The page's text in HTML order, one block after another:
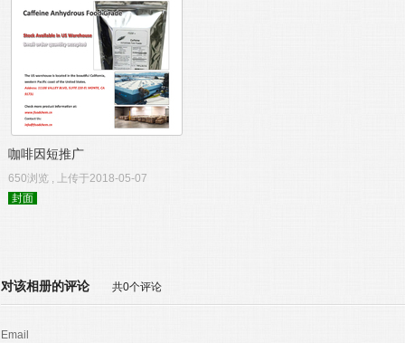
咖啡因短推广
650浏览 , 上传于2018-05-07
封面
对该相册的评论 共0个评论
Email